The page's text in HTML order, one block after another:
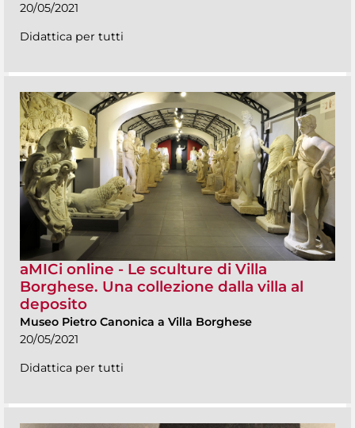
20/05/2021
Didattica per tutti
aMICi online - Le sculture di Villa
Borghese. Una collezione dalla villa al
deposito
Museo Pietro Canonica a Villa Borghese
20/05/2021
Didattica per tutti